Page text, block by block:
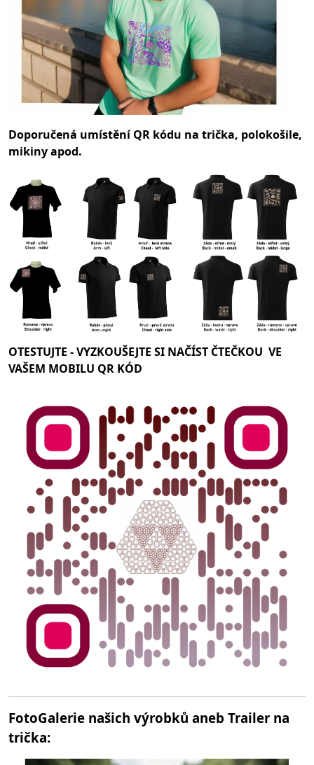
Doporučená umístění QR kódu na trička, polokošile,
mikiny apod.
OTESTUJTE -VYZKOUŠEJTE SI NAČÍST ČTEČKOU VE
VAŠEM MOBILU QR KÓD
FotoGalerie našich výrobků aneb Trailer na
trička: